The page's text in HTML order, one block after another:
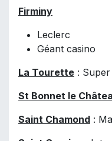
Firminy
Leclerc
Géant casino
La Tourette :
St Bonnet le
Saint Chamond :